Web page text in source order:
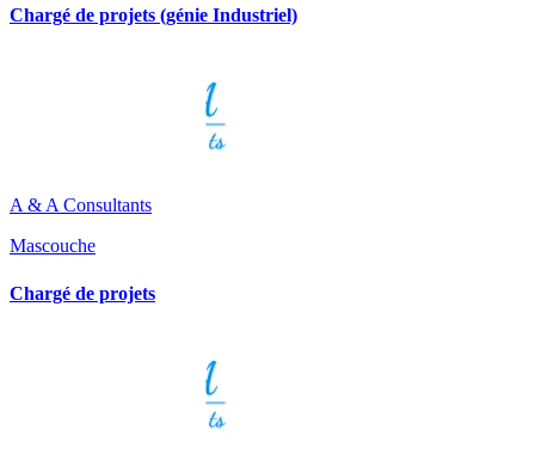
Chargé de projets (génie Industriel)
A & A Consultants
Mascouche
Chargé de projets